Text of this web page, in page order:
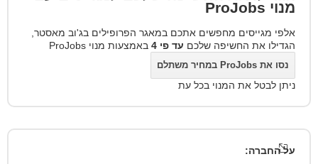
מנוי ProJobs
אלפי מגייסים מחפשים אתכם במאגר הפרופילים בג'וב מאסטר,
הגדילו את החשיפה שלכם עד פי 4 באמצעות מנוי ProJobs
נסו את ProJobs במחיר משתלם
ניתן לבטל את המנוי בכל עת
על החברה: